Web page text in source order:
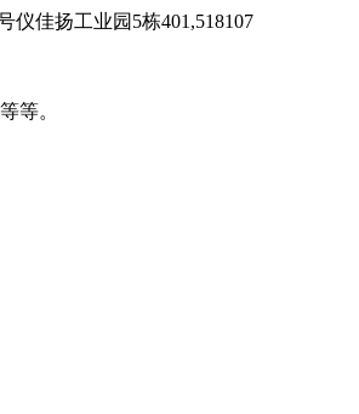
仪佳扬工业园5栋401,518107
等。